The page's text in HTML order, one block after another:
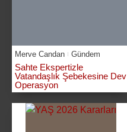
Merve Candan Gündem
Sahte Ekspertizle
Vatandaşlık Şebekesine Dev
Operasyon